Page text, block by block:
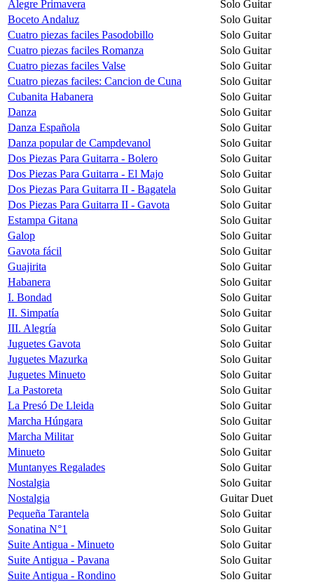
Alegre Primavera
Solo Guitar
Boceto Andaluz
Solo Guitar
Cuatro piezas faciles Pasodobillo
Solo Guitar
Cuatro piezas faciles Romanza
Solo Guitar
Cuatro piezas faciles Valse
Solo Guitar
Cuatro piezas faciles: Cancion de Cuna
Solo Guitar
Cubanita Habanera
Solo Guitar
Danza
Solo Guitar
Danza Española
Solo Guitar
Danza popular de Campdevanol
Solo Guitar
Dos Piezas Para Guitarra - Bolero
Solo Guitar
Dos Piezas Para Guitarra - El Majo
Solo Guitar
Dos Piezas Para Guitarra II - Bagatela
Solo Guitar
Dos Piezas Para Guitarra II - Gavota
Solo Guitar
Estampa Gitana
Solo Guitar
Galop
Solo Guitar
Gavota fácil
Solo Guitar
Guajirita
Solo Guitar
Habanera
Solo Guitar
I. Bondad
Solo Guitar
II. Simpatía
Solo Guitar
III. Alegría
Solo Guitar
Juguetes Gavota
Solo Guitar
Juguetes Mazurka
Solo Guitar
Juguetes Minueto
Solo Guitar
La Pastoreta
Solo Guitar
La Presó De Lleida
Solo Guitar
Marcha Húngara
Solo Guitar
Marcha Militar
Solo Guitar
Minueto
Solo Guitar
Muntanyes Regalades
Solo Guitar
Nostalgia
Solo Guitar
Nostalgia
Guitar Duet
Pequeña Tarantela
Solo Guitar
Sonatina N°1
Solo Guitar
Suite Antigua - Minueto
Solo Guitar
Suite Antigua - Pavana
Solo Guitar
Suite Antigua - Rondino
Solo Guitar